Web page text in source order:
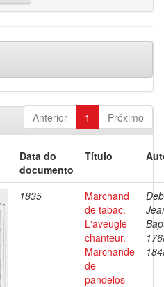
Anterior 1 Próximo
Data do
documento
Título
1835
Marchand
de tabac.
L'aveugle
chanteur.
Marchande
de
pandelos